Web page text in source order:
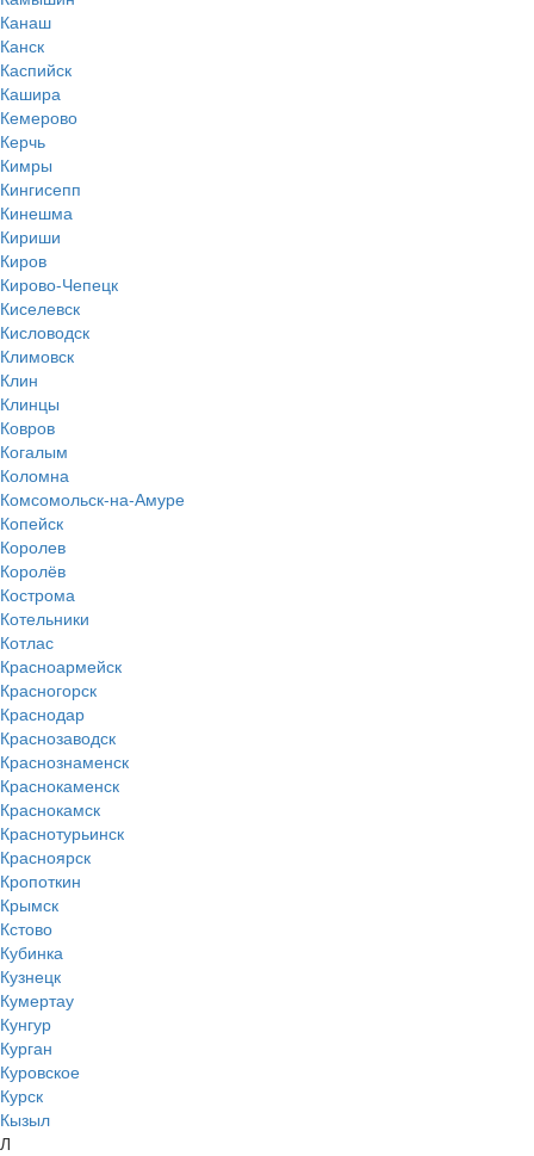
Канаш
Канск
Каспийск
Кашира
Кемерово
Керчь
Кимры
Кингисепп
Кинешма
Кириши
Киров
Кирово-Чепецк
Киселевск
Кисловодск
Климовск
Клин
Клинцы
Ковров
Когалым
Коломна
Комсомольск-на-Амуре
Копейск
Королев
Королёв
Кострома
Котельники
Котлас
Красноармейск
Красногорск
Краснодар
Краснозаводск
Краснознаменск
Краснокаменск
Краснокамск
Краснотурьинск
Красноярск
Кропоткин
Крымск
Кстово
Кубинка
Кузнецк
Кумертау
Кунгур
Курган
Куровское
Курск
Кызыл
Л